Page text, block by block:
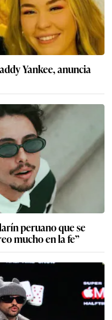
Yankee, anuncia
peruano que se
mucho en la fe”